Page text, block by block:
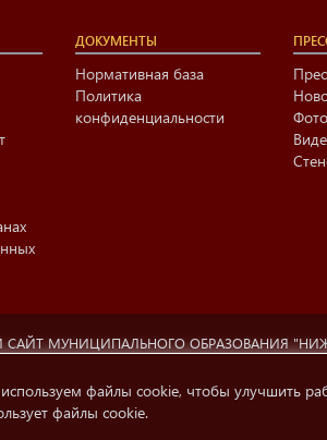
ДОКУМЕНТЫ
Нормативная база
Политика
конфиденциальности
САЙТ МУНИЦИПАЛЬНОГО ОБРАЗОВАНИЯ
учредитель МАУ
Министерство РФ по делам печати,
с сайта e-nkama.ruссылка на
файлы cookie, чтобы улучшить
файлы cookie.